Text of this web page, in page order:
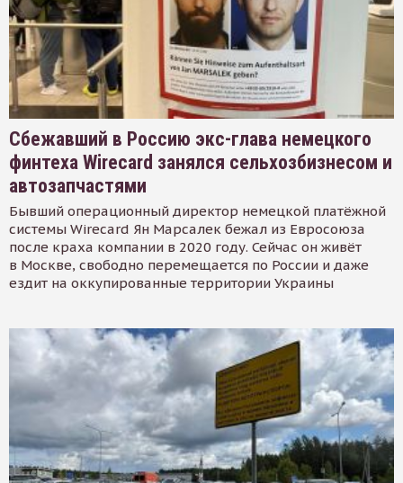
Сбежавший в Россию экс-глава немецкого
финтеха Wirecard занялся сельхозбизнесом и
автозапчастями
Бывший операционный директор немецкой платёжной
системы Wirecard Ян Марсалек бежал из Евросоюза
после краха компании в 2020 году. Сейчас он живёт
в Москве, свободно перемещается по России и даже
ездит на оккупированные территории Украины